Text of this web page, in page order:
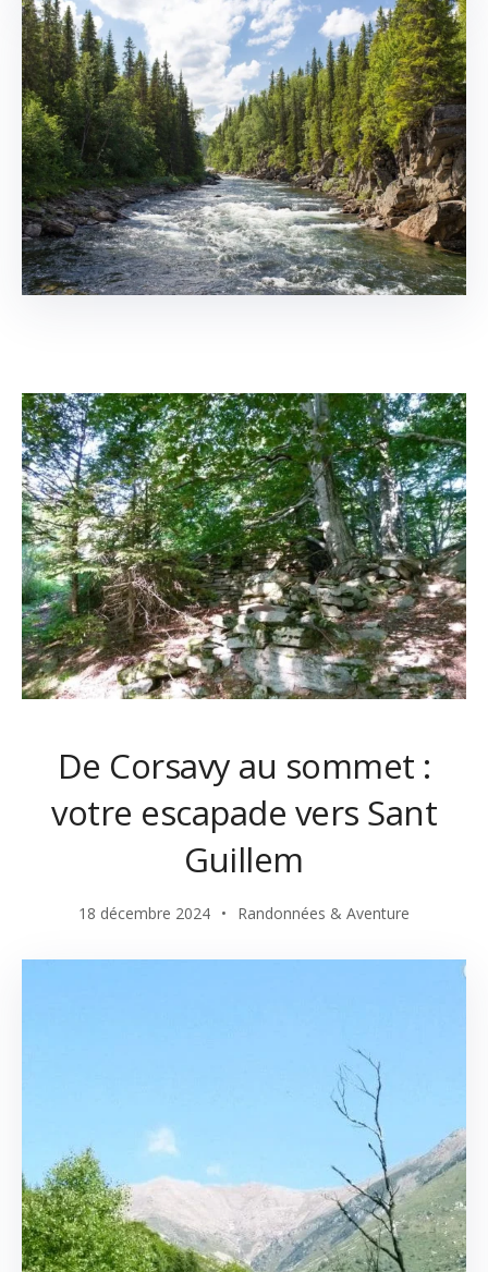
De Corsavy au sommet :
votre escapade vers Sant
Guillem
18 décembre 2024 Randonnées & Aventure